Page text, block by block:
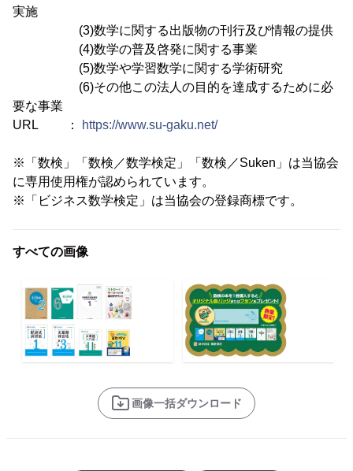
実施
(3)数学に関する出版物の刊行及び情報の提供
(4)数学の普及啓発に関する事業
(5)数学や学習数学に関する学術研究
(6)その他この法人の目的を達成するために必
要な事業
URL ：
https://www.su-gaku.net/
※「数検」「数検／数学検定」「数検／Suken」は当協会
に専用使用権が認められています。
※「ビジネス数学検定」は当協会の登録商標です。
すべての画像
画像一括ダウンロード